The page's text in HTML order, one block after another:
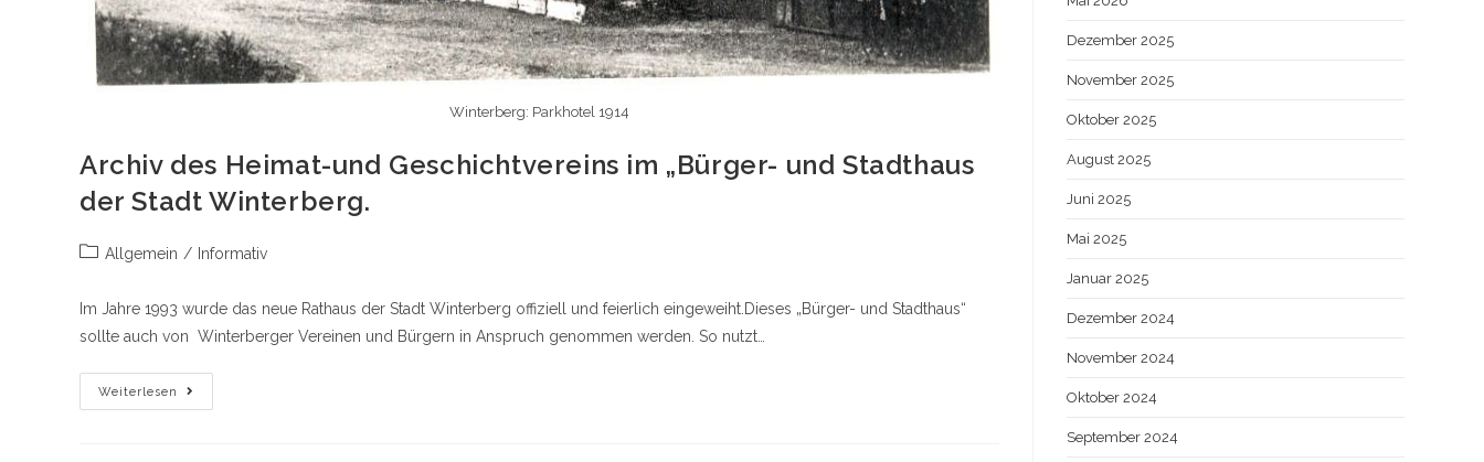
Winterberg: Parkhotel 1914
Archiv des Heimat-und Geschichtvereins im „Bürger- und Stadthaus
der Stadt Winterberg.
Beitrags-
Allgemein / Informativ
Im Jahre 1993 wurde das neue Rathaus der Stadt Winterberg offiziell und feierlich eingeweiht.Dieses „Bürger- und Stadthaus“
sollte auch von Winterberger Vereinen und Bürgern in Anspruch genommen werden. So nutzt…
Weiterlesen
Archiv
Des
Dezember 2025
November 2025
Oktober 2025
August 2025
Juni 2025
Mai 2025
Januar 2025
Dezember 2024
November 2024
Oktober 2024
September 2024